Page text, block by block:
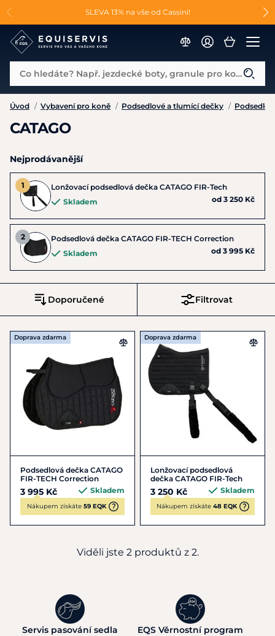
SLEVA 13% na vše od Cassini!
😮 CRAZY SLEVY AŽ 70% 😮
📐Pasování a doplňky k vybraným sedlům ZDARMA 🐴
Co hledáte? Např. jezdecké boty, granule pro koně...
Úvod / Vybavení pro koně / Podsedlové a tlumící dečky /
CATAGO
Nejprodávanější
Lonžovací podsedlová dečka CATAGO FIR-Tech
Skladem
od 3 250 Kč
Podsedlová dečka CATAGO FIR-TECH Correction
Skladem
od 3 995 Kč
Filtrovat
Doporučené
Doprava zdarma
Podsedlová dečka CATAGO
FIR-TECH Correction
3 995 Kč Skladem
Nákupem získáte 59 EQK
Doprava zdarma
Lonžovací podsedlová
dečka CATAGO FIR-Tech
3 250 Kč Skladem
Nákupem získáte 48 EQK
Viděli jste 2 produktů z 2.
Servis pasování sedla EQS Věrnostní program